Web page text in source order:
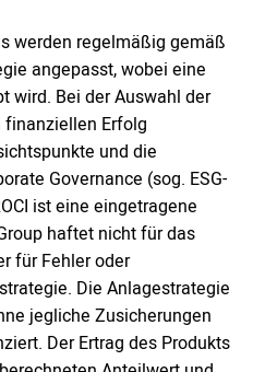
werden regelmäßig gemäß
angepasst, wobei eine
wird. Bei der Auswahl der
Erfolg
und die
Governance (sog. ESG-
ist eine eingetragene
haftet nicht für das
für Fehler oder
Die Anlagestrategie
jegliche Zusicherungen
Der Ertrag des Produkts